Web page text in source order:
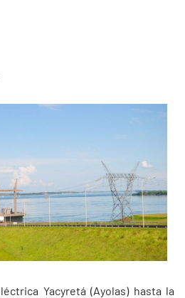
Yacyretá (Ayolas) hasta la